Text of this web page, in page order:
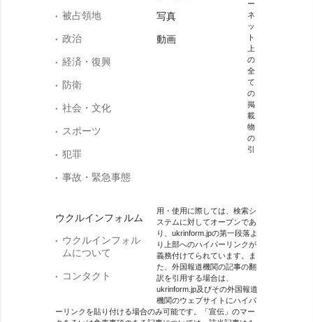
被占領地
政治
経済・復興
防衛
社会・文化
スポーツ
犯罪
事故・緊急事態
ウクルインフォルム
ウクルインフォル
ムについて
コンタクト
写真
動画
ー
ネ
ッ
ト
上
の
全
て
の
掲
載
物
の
引
用・使用に際しては、検索シ
ステムに対してオープンであ
り、ukrinform.jpの第一段落よ
り上部へのハイパーリンクが
義務付けてられています。ま
た、外国報道機関の記事の翻
訳を引用する場合は、
ukrinform.jp及びその外国報道
機関のウェブサイトにハイパ
ーリンクを貼り付ける場合のみ可能です。「宣伝」のマー